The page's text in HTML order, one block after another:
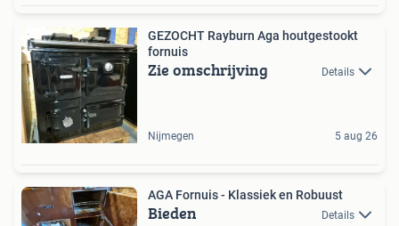
GEZOCHT Rayburn Aga houtgestookt
fornuis
Zie omschrijving Details
Nijmegen 5 aug 26
AGA Fornuis - Klassiek en Robuust
Bieden Details